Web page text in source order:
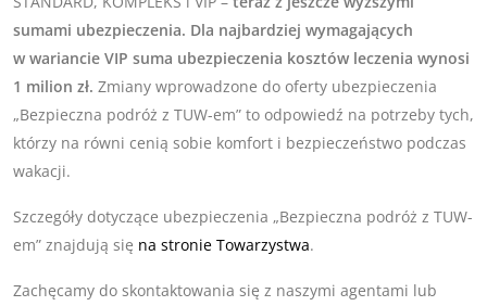
sumami ubezpieczenia. Dla najbardziej wymagających
w wariancie VIP suma ubezpieczenia kosztów leczenia wynosi
1 milion zł. Zmiany wprowadzone do oferty ubezpieczenia
„Bezpieczna podróż z TUW-em” to odpowiedź na potrzeby tych,
którzy na równi cenią sobie komfort i bezpieczeństwo podczas
wakacji.
Szczegóły dotyczące ubezpieczenia „Bezpieczna podróż z TUW-
em” znajdują się na stronie Towarzystwa.
Zachęcamy do skontaktowania się z naszymi agentami lub